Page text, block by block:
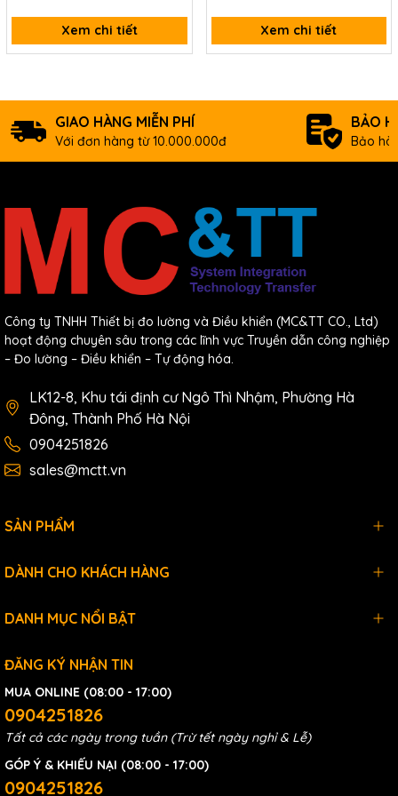
Xem chi tiết Xem chi tiết
GIAO HÀNG MIỄN PHÍ
Với đơn hàng từ 10.000.000đ
BẢO
Bảo
Công ty TNHH Thiết bị đo lường và Điều khiển (MC&TT CO., Ltd)
hoạt động chuyên sâu trong các lĩnh vực Truyền dẫn công nghiệp
– Đo lường – Điều khiển – Tự động hóa.
LK12-8, Khu tái định cư Ngô Thì Nhậm, Phường Hà
Đông, Thành Phố Hà Nội
0904251826
sales@mctt.vn
SẢN PHẨM
DÀNH CHO KHÁCH HÀNG
DANH MỤC NỔI BẬT
ĐĂNG KÝ NHẬN TIN
MUA ONLINE (08:00 - 17:00)
0904251826
Tất cả các ngày trong tuần (Trừ tết ngày nghỉ & Lễ)
GÓP Ý & KHIẾU NẠI (08:00 - 17:00)
0904251826